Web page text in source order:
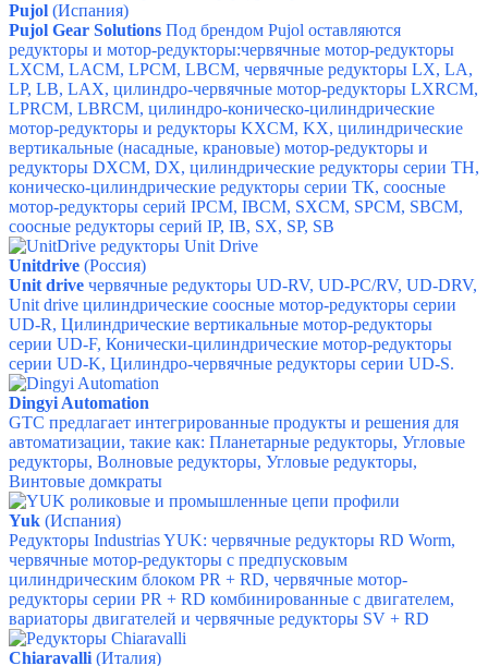
Pujol (Испания)
Pujol Gear Solutions Под брендом Pujol оставляются
редукторы и мотор-редукторы:червячные мотор-редукторы
LXCM, LACM, LPCM, LBCM, червячные редукторы LX, LA,
LP, LB, LAX, цилиндро-червячные мотор-редукторы LXRCM,
LPRCM, LBRCM, цилиндро-коническо-цилиндрические
мотор-редукторы и редукторы KXCM, KX, цилиндрические
вертикальные (насадные, крановые) мотор-редукторы и
редукторы DXCM, DX, цилиндрические редукторы серии ТН,
коническо-цилиндрические редукторы серии ТК, соосные
мотор-редукторы серий IPCM, IBCM, SXCM, SPCM, SBCM,
соосные редукторы серий IP, IB, SX, SP, SB
Unitdrive (Россия)
Unit drive червячные редукторы UD-RV, UD-PC/RV, UD-DRV,
Unit drive цилиндрические соосные мотор-редукторы серии
UD-R, Цилиндрические вертикальные мотор-редукторы
серии UD-F, Конически-цилиндрические мотор-редукторы
серии UD-K, Цилиндро-червячные редукторы серии UD-S.
Dingyi Automation
GTC предлагает интегрированные продукты и решения для
автоматизации, такие как: Планетарные редукторы, Угловые
редукторы, Волновые редукторы, Угловые редукторы,
Винтовые домкраты
Yuk (Испания)
Редукторы Industrias YUK: червячные редукторы RD Worm,
червячные мотор-редукторы с предпусковым
цилиндрическим блоком PR + RD, червячные мотор-
редукторы серии PR + RD комбинированные с двигателем,
вариаторы двигателей и червячные редукторы SV + RD
Chiaravalli (Италия)